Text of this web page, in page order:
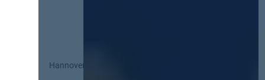
Hannover